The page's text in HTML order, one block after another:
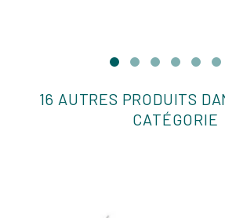
16 AUTRES PRODUITS
CATÉGORIE